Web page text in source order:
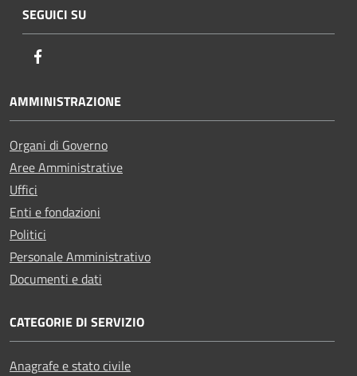
SEGUICI SU
AMMINISTRAZIONE
Organi di Governo
Aree Amministrative
Uffici
Enti e fondazioni
Politici
Personale Amministrativo
Documenti e dati
CATEGORIE DI SERVIZIO
Anagrafe e stato civile